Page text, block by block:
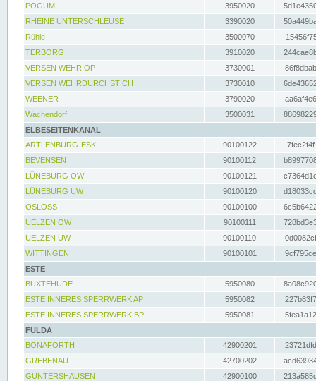
POGUM
3950020
RHEINE UNTERSCHLEUSE
3390020
Rühle
3500070
TERBORG
3910020
VERSEN WEHR OP
3730001
VERSEN WEHRDURCHSTICH
3730010
WEENER
3790020
Wachendorf
3500031
ELBESEITENKANAL
ARTLENBURG-ESK
90100122
BEVENSEN
90100112
LÜNEBURG OW
90100121
LÜNEBURG UW
90100120
OSLOSS
90100100
UELZEN OW
90100111
UELZEN UW
90100110
WITTINGEN
90100101
ESTE
BUXTEHUDE
5950080
ESTE INNERES SPERRWERK AP
5950082
ESTE INNERES SPERRWERK BP
5950081
FULDA
BONAFORTH
42900201
GREBENAU
42700202
GUNTERSHAUSEN
42900100